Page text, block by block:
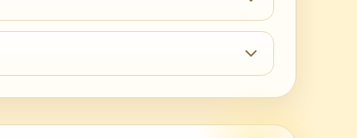
puslespillkunst. Portretter får tydelige
presisjon som gjør at hver
skjerper den analytiske presisjonen